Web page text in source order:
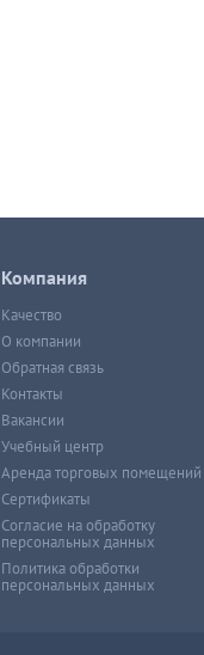
Компания
Качество
О компании
Обратная связь
Контакты
Вакансии
Учебный центр
Аренда торговых помещений
Сертификаты
Согласие на обработку
персональных данных
Политика обработки
персональных данных